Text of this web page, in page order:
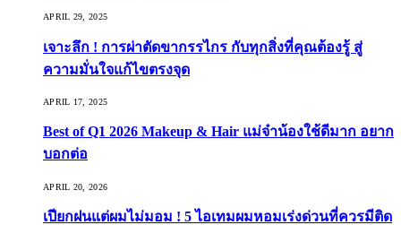
APRIL 29, 2025
เจาะลึก ! การผ่าตัดขากรรไกร กับทุกสิ่งที่คุณต้องรู้ สู่
ความมั่นใจแก้ไขตรงจุด
APRIL 17, 2025
Best of Q1 2026 Makeup & Hair แม่จ๋าน้องใช้ดีมาก อยาก
บอกต่อ
APRIL 20, 2026
เปียกฝนแต่ผมไม่มอม ! 5 ไอเทมผมหอมเร่งด่วนที่ควรมีติด